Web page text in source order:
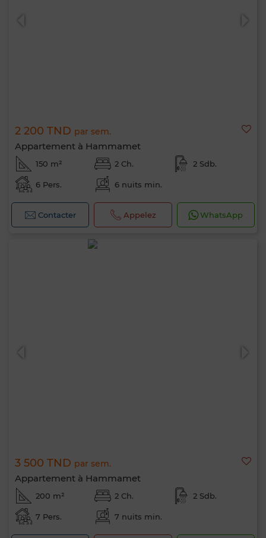
2 200 TND par sem.
Appartement à Hammamet
150 m² 2 Ch. 2 Sdb.
6 Pers. 6 nuits min.
Contacter Appelez WhatsApp
3 500 TND par sem.
Appartement à Hammamet
200 m² 2 Ch. 2 Sdb.
7 Pers. 7 nuits min.